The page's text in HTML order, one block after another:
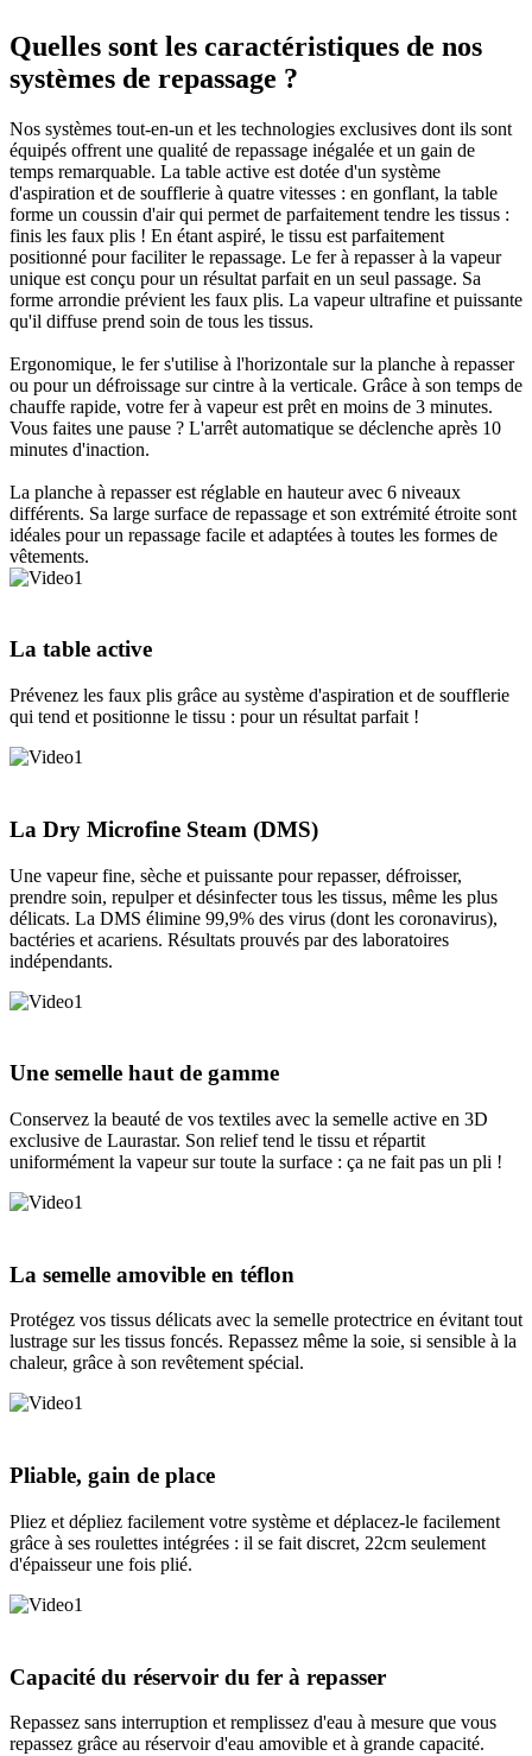
Quelles sont les caractéristiques de nos
systèmes de repassage ?
Nos systèmes tout-en-un et les technologies exclusives dont ils sont
équipés offrent une qualité de repassage inégalée et un gain de
temps remarquable. La table active est dotée d'un système
d'aspiration et de soufflerie à quatre vitesses : en gonflant, la table
forme un coussin d'air qui permet de parfaitement tendre les tissus :
finis les faux plis ! En étant aspiré, le tissu est parfaitement
positionné pour faciliter le repassage. Le fer à repasser à la vapeur
unique est conçu pour un résultat parfait en un seul passage. Sa
forme arrondie prévient les faux plis. La vapeur ultrafine et puissante
qu'il diffuse prend soin de tous les tissus.
Ergonomique, le fer s'utilise à l'horizontale sur la planche à repasser
ou pour un défroissage sur cintre à la verticale. Grâce à son temps de
chauffe rapide, votre fer à vapeur est prêt en moins de 3 minutes.
Vous faites une pause ? L'arrêt automatique se déclenche après 10
minutes d'inaction.
La planche à repasser est réglable en hauteur avec 6 niveaux
différents. Sa large surface de repassage et son extrémité étroite sont
idéales pour un repassage facile et adaptées à toutes les formes de
vêtements.
La table active
Prévenez les faux plis grâce au système d'aspiration et de soufflerie
qui tend et positionne le tissu : pour un résultat parfait !
La Dry Microfine Steam (DMS)
Une vapeur fine, sèche et puissante pour repasser, défroisser,
prendre soin, repulper et désinfecter tous les tissus, même les plus
délicats. La DMS élimine 99,9% des virus (dont les coronavirus),
bactéries et acariens. Résultats prouvés par des laboratoires
indépendants.
Une semelle haut de gamme
Conservez la beauté de vos textiles avec la semelle active en 3D
exclusive de Laurastar. Son relief tend le tissu et répartit
uniformément la vapeur sur toute la surface : ça ne fait pas un pli !
La semelle amovible en téflon
Protégez vos tissus délicats avec la semelle protectrice en évitant tout
lustrage sur les tissus foncés. Repassez même la soie, si sensible à la
chaleur, grâce à son revêtement spécial.
Pliable, gain de place
Pliez et dépliez facilement votre système et déplacez-le facilement
grâce à ses roulettes intégrées : il se fait discret, 22cm seulement
d'épaisseur une fois plié.
Capacité du réservoir du fer à repasser
Repassez sans interruption et remplissez d'eau à mesure que vous
repassez grâce au réservoir d'eau amovible et à grande capacité.